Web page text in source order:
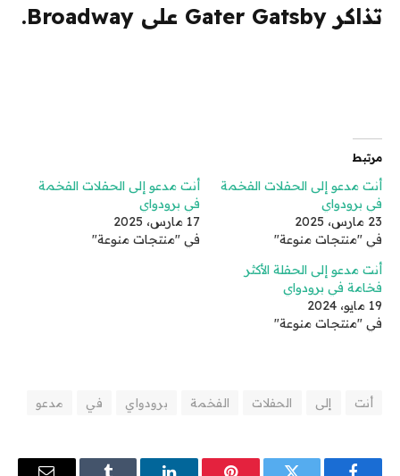
تذاكر Gater Gatsby على Broadway.
مرتبط
أنت مدعو إلى الحفلات الفخمة
في برودواي
23 مارس، 2025
في "منتجات منوعة"
أنت مدعو إلى الحفلات الفخمة
في برودواي
17 مارس، 2025
في "منتجات منوعة"
أنت مدعو إلى الحفلة الأكثر
فخامة في برودواي
19 مايو، 2024
في "منتجات منوعة"
أنت إلى الحفلات الفخمة برودواي في مدعو